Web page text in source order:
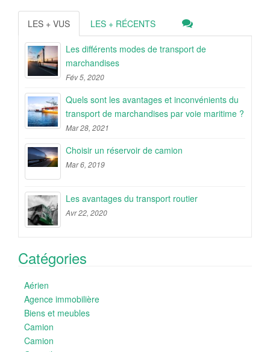
LES + VUS LES + RÉCENTS
Les différents modes de transport de
marchandises
Fév 5, 2020
Quels sont les avantages et inconvénients du
transport de marchandises par voie maritime ?
Mar 28, 2021
Choisir un réservoir de camion
Mar 6, 2019
Les avantages du transport routier
Avr 22, 2020
Catégories
Aérien
Agence immobilière
Biens et meubles
Camion
Camion